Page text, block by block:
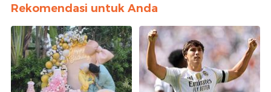
Rekomendasi untuk Anda